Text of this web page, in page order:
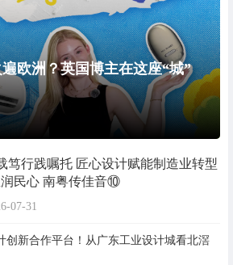
欧洲？英国博主在这座“城”
笃行践嘱托 匠心设计赋能制造业转型
润民心 南粤传佳音⑩
07-31
创新合作平台！从广东工业设计城看北滘